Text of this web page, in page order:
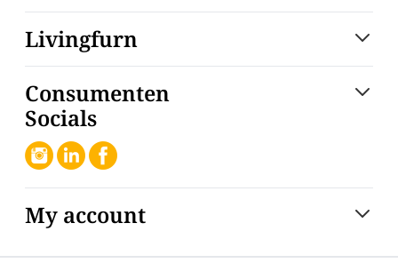
Livingfurn
Consumenten
Socials
My account